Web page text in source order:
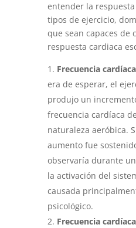
entender la
tipos de ejercicio,
que sean capaces de
respuesta cardiaca
Frecuencia
era de esperar, el
produjo un
frecuencia cardíaca
naturaleza aeróbica.
aumento fue
observaría durante
la activación del
causada
psicológico.
Frecuencia